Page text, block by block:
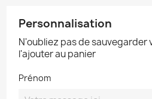
Personnalisation
N'oubliez pas de
l'ajouter au panier
Prénom